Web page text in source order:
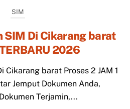
SIM
SIM Di Cikarang barat
2026
Cikarang barat Proses 2 JAM 1
Jemput Dokumen Anda,
Terjamin,...